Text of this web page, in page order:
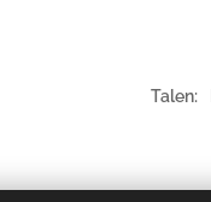
Talen